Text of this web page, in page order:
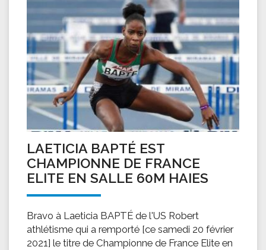
LAETICIA BAPTÉ EST
CHAMPIONNE DE FRANCE
ELITE EN SALLE 60M HAIES
Bravo à Laeticia BAPTÉ de l'US Robert
athlétisme qui a remporté [ce samedi 20 février
2021] le titre de Championne de France Elite en